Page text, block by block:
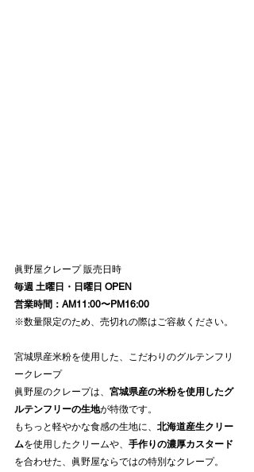
眞野屋クレープ 販売日時
毎週 土曜日・日曜日 OPEN
営業時間：AM11:00〜PM16:00
※数量限定のため、売切れの際はご容赦ください。
宮城県産米粉を使用した、こだわりのグルテンフリ
ークレープ
眞野屋のクレープは、 宮城県産の米粉を使用したグ
ルテンフリーの生地が特徴です。
もちっと軽やかな食感の生地に、 北海道産生クリー
ムを使用したクリームや、 手作りの濃厚カスタード
を合わせた、眞野屋ならではの特別なクレープ。